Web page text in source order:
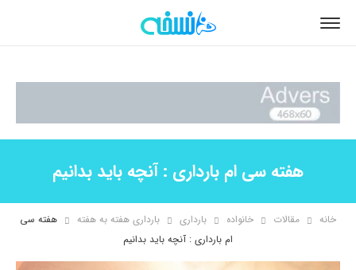
هفته سی ام بارداری : آنچه باید بدانیم
خانه مقالات خانواده بارداری بارداری هفته به هفته
هفته سی
ام بارداری : آنچه باید بدانیم